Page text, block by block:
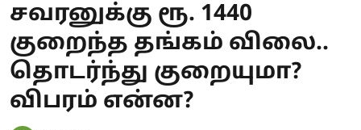
சவரனுக்கு ரூ. 1440
குறைந்த தங்கம் விலை..
தொடர்ந்து குறையுமா?
விபரம் என்ன?